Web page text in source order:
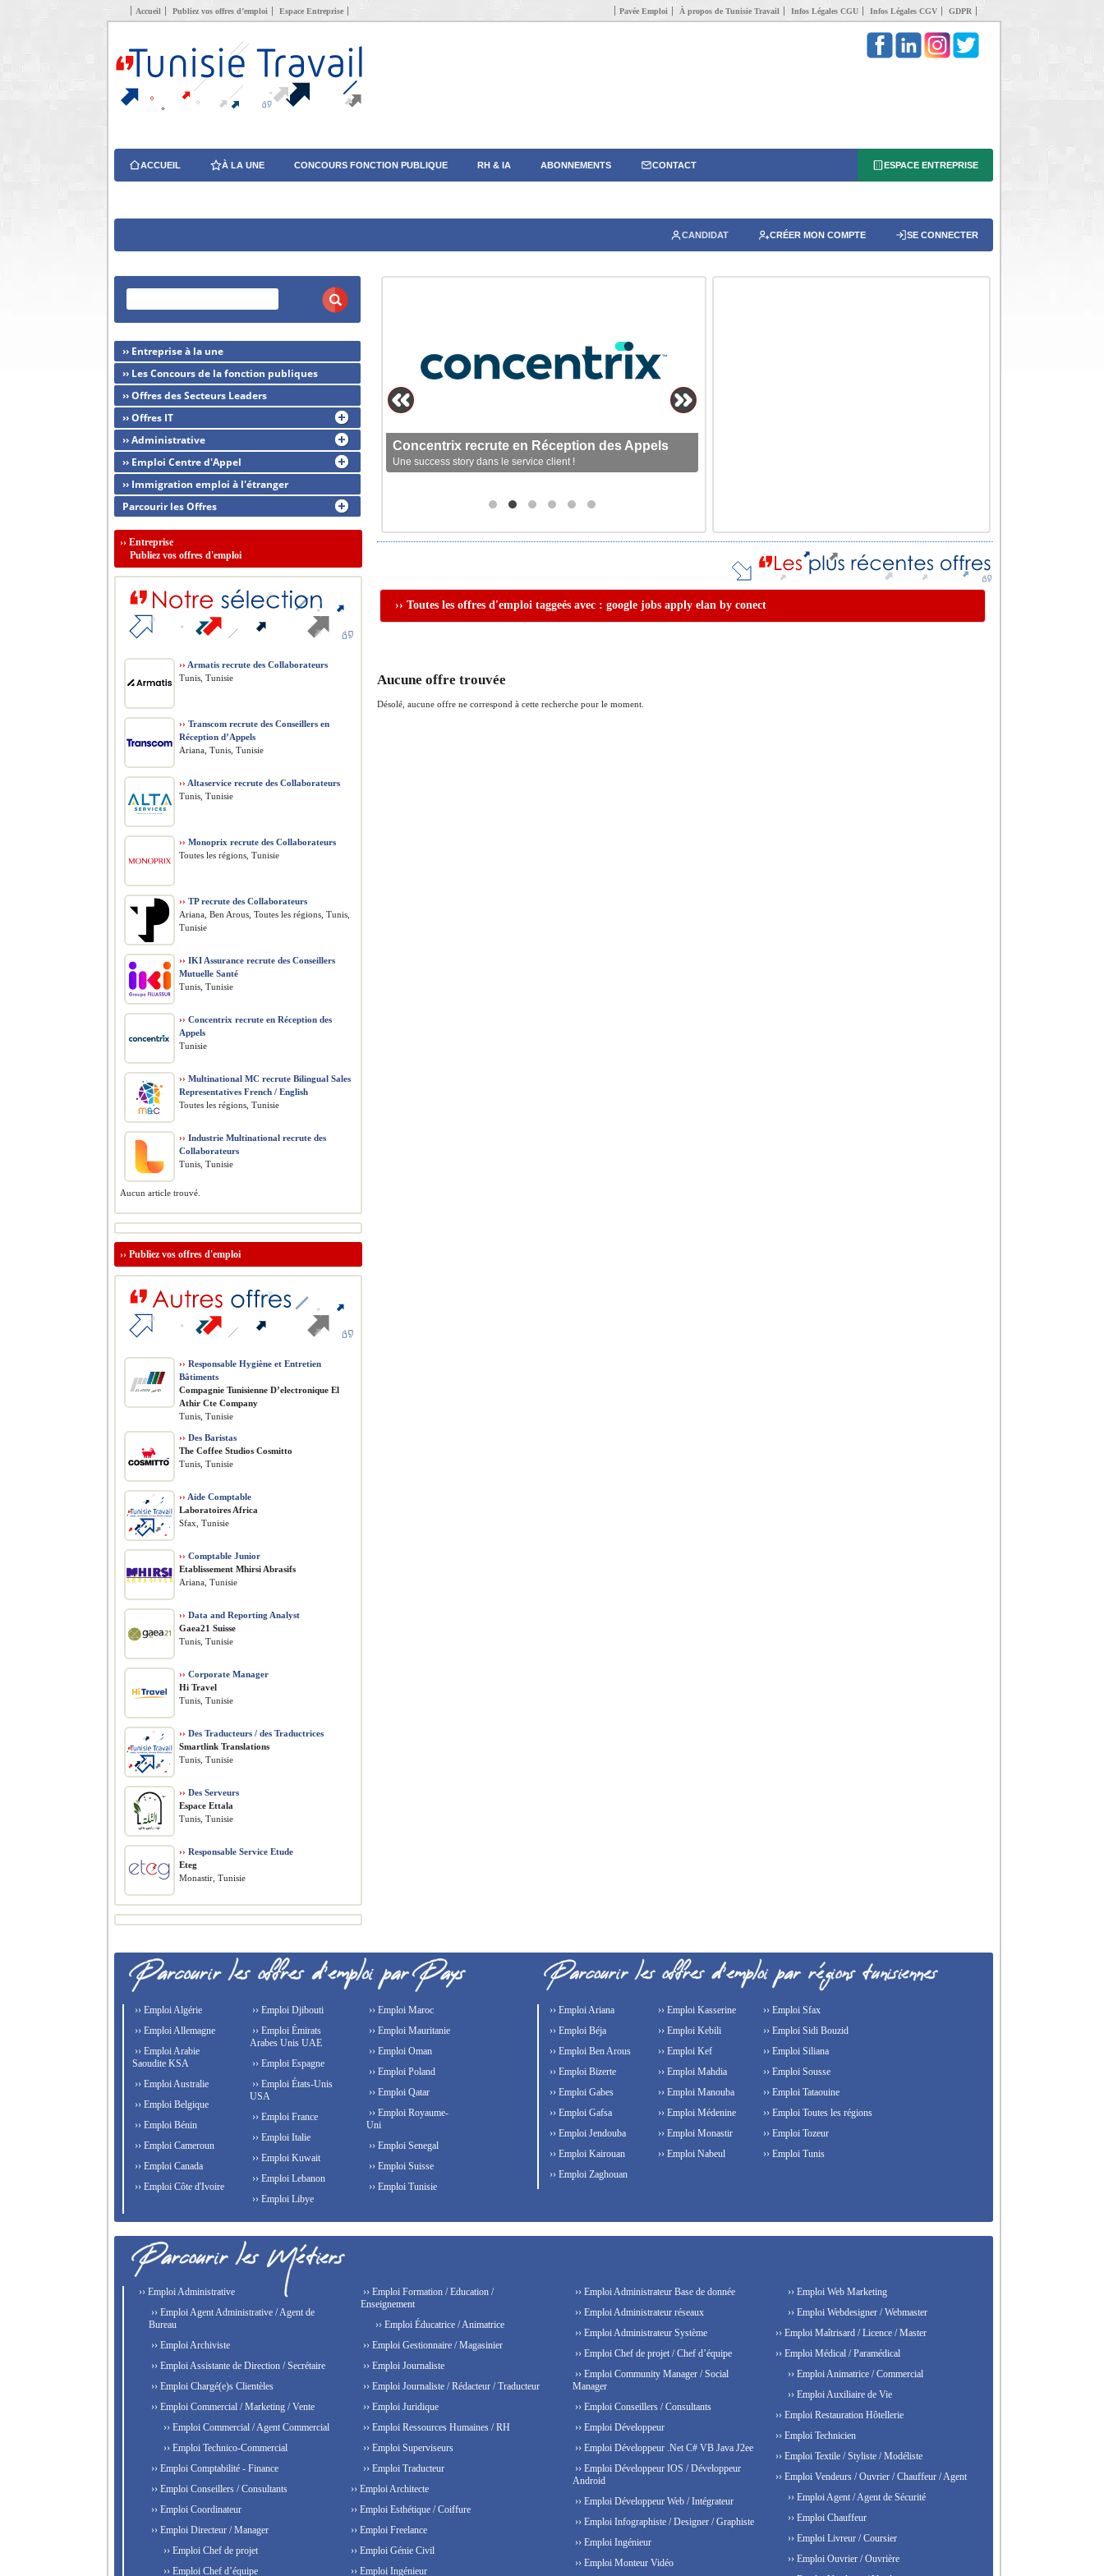
Accueil Publiez vos offres d’emploi Espace Entreprise Pavée Emploi À propos de Tunisie Travail Infos Légales CGU Infos Légales CGV GDPR
ACCUEIL À LA UNE CONCOURS FONCTION PUBLIQUE RH & IA ABONNEMENTS CONTACT ESPACE ENTREPRISE
CANDIDAT CRÉER MON COMPTE SE CONNECTER
Concentrix recrute en Réception des Appels
Une success story dans le service client !
›› Toutes les offres d'emploi taggeés avec : google jobs apply elan by conect
Aucune offre trouvée
Désolé, aucune offre ne correspond à cette recherche pour le moment.
›› Entreprise à la une
›› Les Concours de la fonction publiques
›› Offres des Secteurs Leaders
›› Offres IT
›› Administrative
›› Emploi Centre d'Appel
›› Immigration emploi à l'étranger
Parcourir les Offres
›› Entreprise
Publiez vos offres d'emploi
›› Armatis recrute des Collaborateurs
Tunis, Tunisie
›› Transcom recrute des Conseillers en
Réception d’Appels
Ariana, Tunis, Tunisie
›› Altaservice recrute des Collaborateurs
Tunis, Tunisie
›› Monoprix recrute des Collaborateurs
Toutes les régions, Tunisie
›› TP recrute des Collaborateurs
Ariana, Ben Arous, Toutes les régions, Tunis,
Tunisie
›› IKI Assurance recrute des Conseillers
Mutuelle Santé
Tunis, Tunisie
›› Concentrix recrute en Réception des
Appels
Tunisie
›› Multinational MC recrute Bilingual Sales
Representatives French / English
Toutes les régions, Tunisie
›› Industrie Multinational recrute des
Collaborateurs
Tunis, Tunisie
Aucun article trouvé.
›› Publiez vos offres d'emploi
›› Responsable Hygiène et Entretien
Bâtiments
Compagnie Tunisienne D’electronique El
Athir Cte Company
Tunis, Tunisie
›› Des Baristas
The Coffee Studios Cosmitto
Tunis, Tunisie
›› Aide Comptable
Laboratoires Africa
Sfax, Tunisie
›› Comptable Junior
Etablissement Mhirsi Abrasifs
Ariana, Tunisie
›› Data and Reporting Analyst
Gaea21 Suisse
Tunis, Tunisie
›› Corporate Manager
Hi Travel
Tunis, Tunisie
›› Des Traducteurs / des Traductrices
Smartlink Translations
Tunis, Tunisie
›› Des Serveurs
Espace Ettala
Tunis, Tunisie
›› Responsable Service Etude
Eteg
Monastir, Tunisie
›› Emploi Algérie
›› Emploi Allemagne
›› Emploi Arabie
Saoudite KSA
›› Emploi Australie
›› Emploi Belgique
›› Emploi Bénin
›› Emploi Cameroun
›› Emploi Canada
›› Emploi Côte d'Ivoire
›› Emploi Djibouti
›› Emploi Émirats
Arabes Unis UAE
›› Emploi Espagne
›› Emploi États-Unis
USA
›› Emploi France
›› Emploi Italie
›› Emploi Kuwait
›› Emploi Lebanon
›› Emploi Libye
›› Emploi Maroc
›› Emploi Mauritanie
›› Emploi Oman
›› Emploi Poland
›› Emploi Qatar
›› Emploi Royaume-
Uni
›› Emploi Senegal
›› Emploi Suisse
›› Emploi Tunisie
›› Emploi Ariana
›› Emploi Béja
›› Emploi Ben Arous
›› Emploi Bizerte
›› Emploi Gabes
›› Emploi Gafsa
›› Emploi Jendouba
›› Emploi Kairouan
›› Emploi Kasserine
›› Emploi Kebili
›› Emploi Kef
›› Emploi Mahdia
›› Emploi Manouba
›› Emploi Médenine
›› Emploi Monastir
›› Emploi Nabeul
›› Emploi Sfax
›› Emploi Sidi Bouzid
›› Emploi Siliana
›› Emploi Sousse
›› Emploi Tataouine
›› Emploi Toutes les régions
›› Emploi Tozeur
›› Emploi Tunis
›› Emploi Zaghouan
›› Emploi Administrative
›› Emploi Agent Administrative / Agent de
Bureau
›› Emploi Archiviste
›› Emploi Assistante de Direction / Secrétaire
›› Emploi Chargé(e)s Clientèles
›› Emploi Commercial / Marketing / Vente
›› Emploi Commercial / Agent Commercial
›› Emploi Technico-Commercial
›› Emploi Comptabilité - Finance
›› Emploi Conseillers / Consultants
›› Emploi Coordinateur
›› Emploi Directeur / Manager
›› Emploi Chef de projet
›› Emploi Chef d’équipe
›› Emploi Formation / Education /
Enseignement
›› Emploi Éducatrice / Animatrice
›› Emploi Gestionnaire / Magasinier
›› Emploi Journaliste
›› Emploi Journaliste / Rédacteur / Traducteur
›› Emploi Juridique
›› Emploi Ressources Humaines / RH
›› Emploi Superviseurs
›› Emploi Traducteur
›› Emploi Architecte
›› Emploi Esthétique / Coiffure
›› Emploi Freelance
›› Emploi Génie Civil
›› Emploi Ingénieur
›› Emploi Administrateur Base de donnée
›› Emploi Administrateur réseaux
›› Emploi Administrateur Système
›› Emploi Chef de projet / Chef d’équipe
›› Emploi Community Manager / Social
Manager
›› Emploi Conseillers / Consultants
›› Emploi Développeur
›› Emploi Développeur .Net C# VB Java J2ee
›› Emploi Développeur IOS / Développeur
Android
›› Emploi Développeur Web / Intégrateur
›› Emploi Infographiste / Designer / Graphiste
›› Emploi Ingénieur
›› Emploi Monteur Vidéo
›› Emploi Web Marketing
›› Emploi Webdesigner / Webmaster
›› Emploi Maîtrisard / Licence / Master
›› Emploi Médical / Paramédical
›› Emploi Animatrice / Commercial
›› Emploi Auxiliaire de Vie
›› Emploi Restauration Hôtellerie
›› Emploi Technicien
›› Emploi Textile / Styliste / Modéliste
›› Emploi Vendeurs / Ouvrier / Chauffeur / Agent
›› Emploi Agent / Agent de Sécurité
›› Emploi Chauffeur
›› Emploi Livreur / Coursier
›› Emploi Ouvrier / Ouvrière